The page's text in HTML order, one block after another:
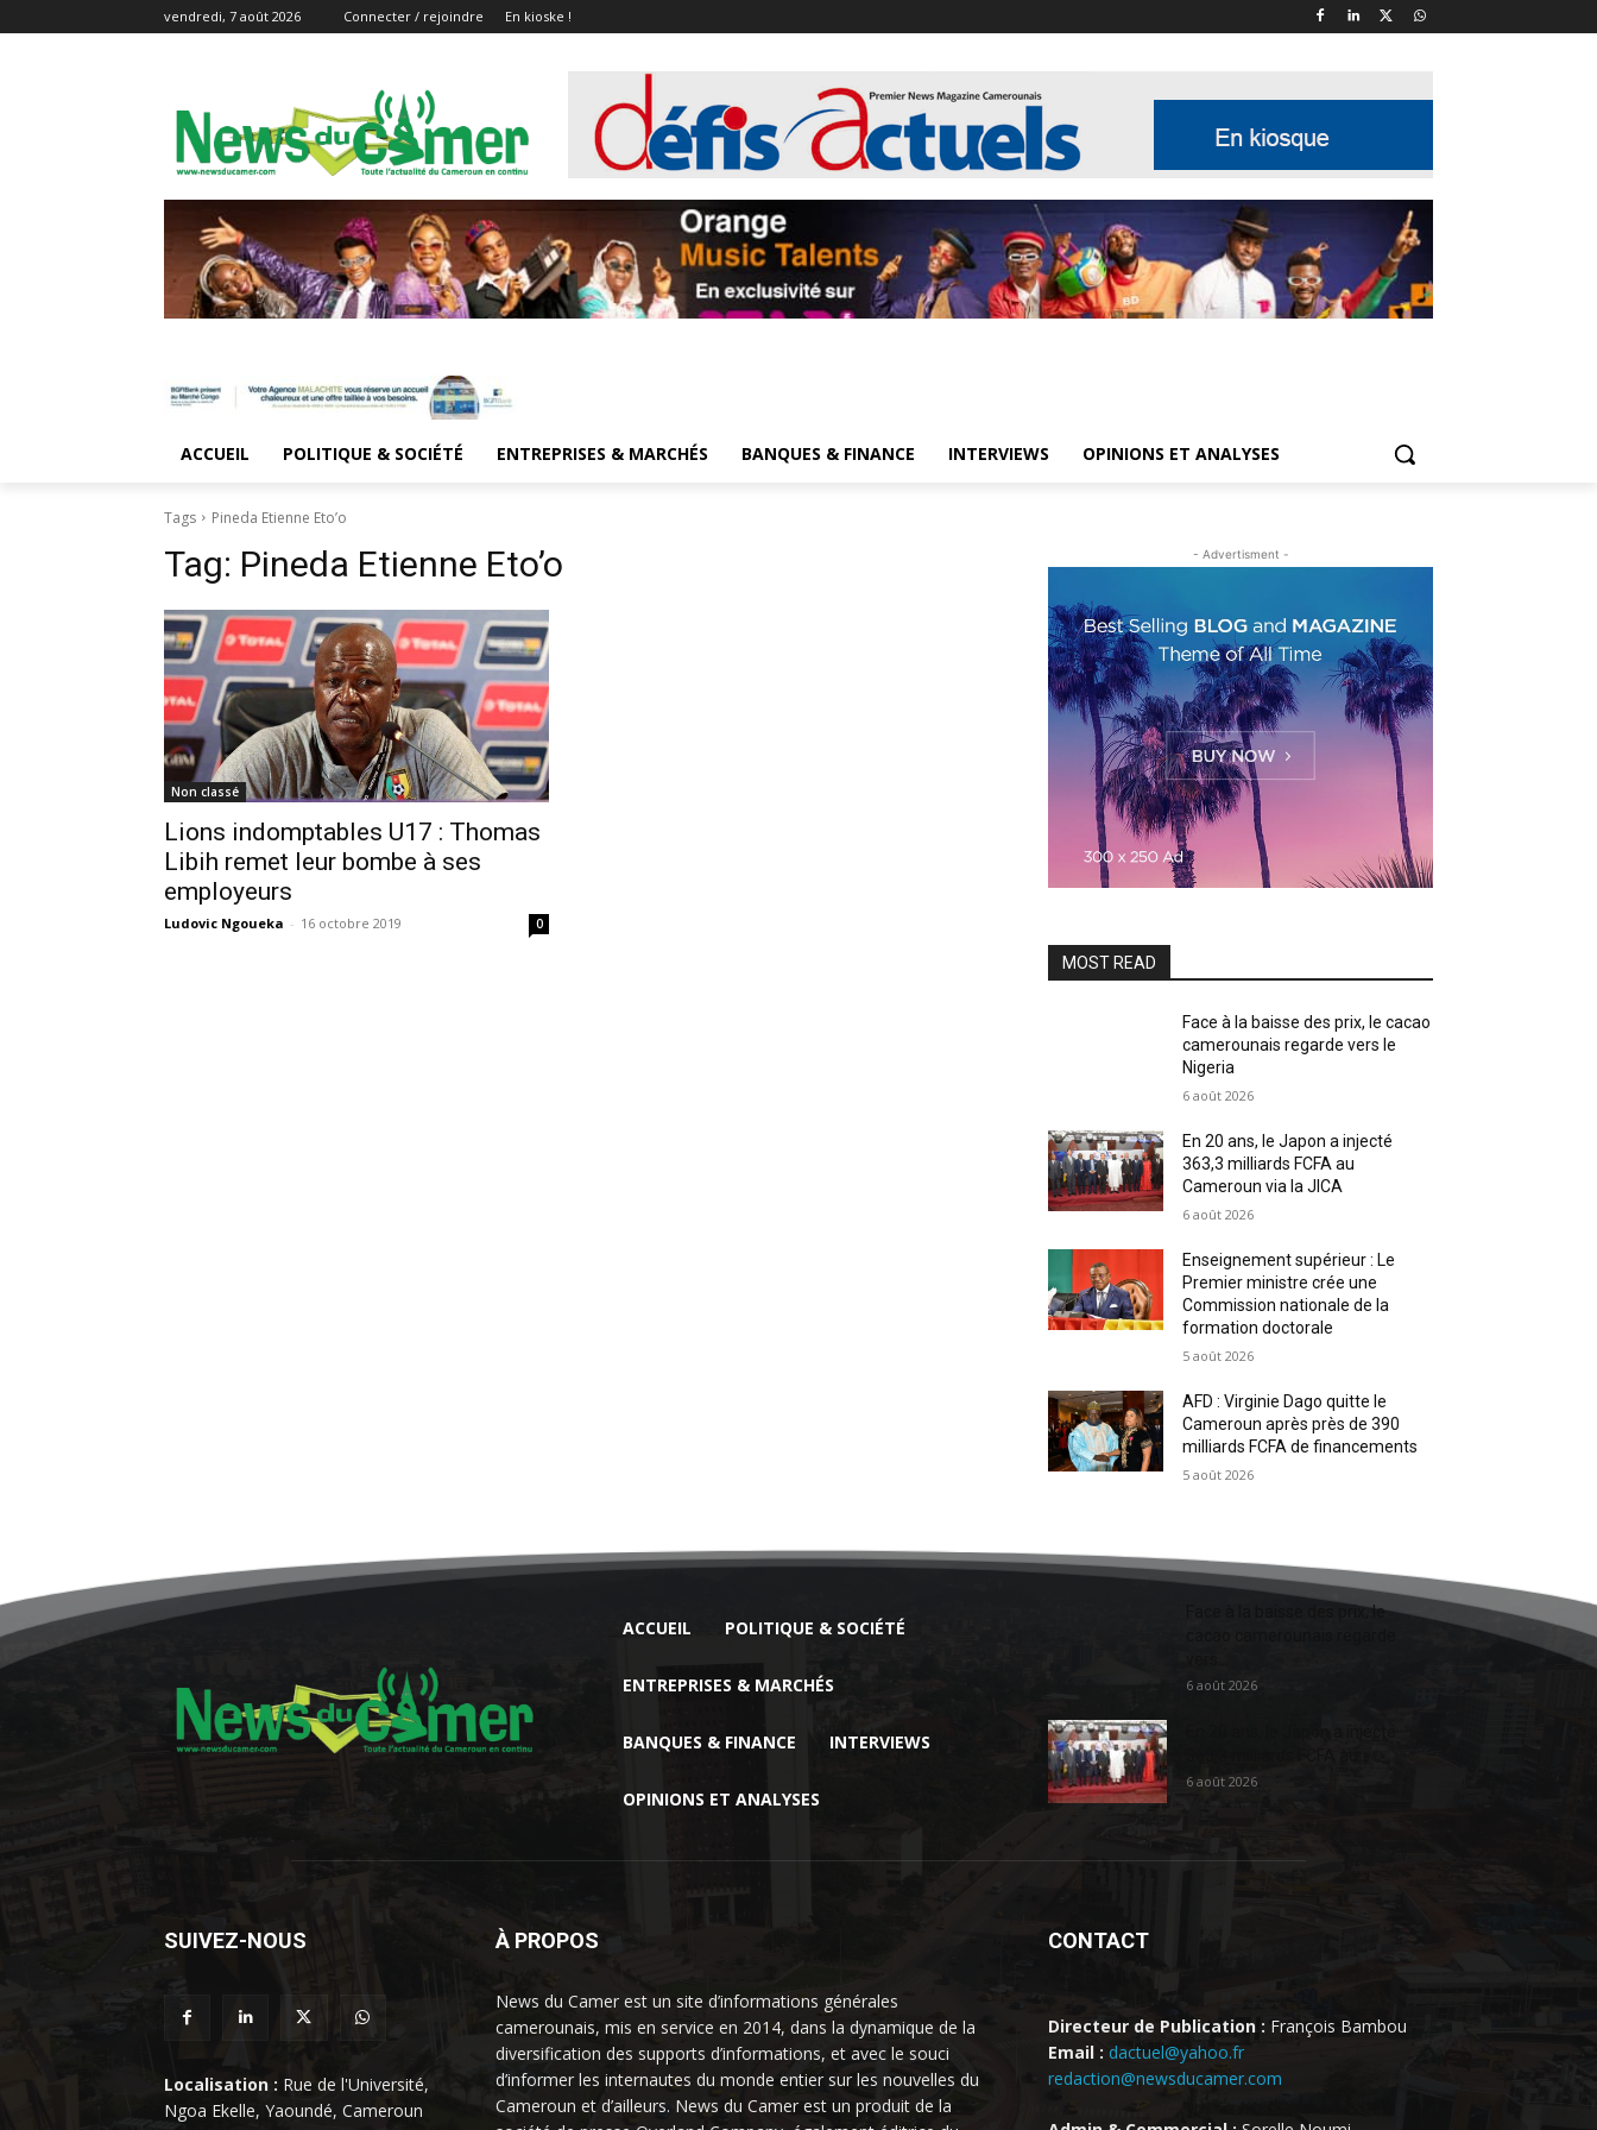
vendredi, 7 août 2026 Connecter / rejoindre En kioske !
ACCUEIL POLITIQUE & SOCIÉTÉ ENTREPRISES & MARCHÉS BANQUES & FINANCE INTERVIEWS OPINIONS ET ANALYSES
Tags Pineda Etienne Eto’o
Tag: Pineda Etienne Eto’o
Non classé
Lions indomptables U17 : Thomas
Libih remet leur bombe à ses
employeurs
Ludovic Ngoueka - 16 octobre 2019 0
- Advertisment -
MOST READ
Face à la baisse des prix, le cacao
camerounais regarde vers le
Nigeria
6 août 2026
En 20 ans, le Japon a injecté
363,3 milliards FCFA au
Cameroun via la JICA
6 août 2026
Enseignement supérieur : Le
Premier ministre crée une
Commission nationale de la
formation doctorale
5 août 2026
AFD : Virginie Dago quitte le
Cameroun après près de 390
milliards FCFA de financements
5 août 2026
ACCUEIL POLITIQUE & SOCIÉTÉ
ENTREPRISES & MARCHÉS
BANQUES & FINANCE INTERVIEWS
OPINIONS ET ANALYSES
Face à la baisse des prix, le
6 août 2026
6 août 2026
SUIVEZ-NOUS
Localisation : Rue de l'Université,
Ngoa Ekelle, Yaoundé, Cameroun
À PROPOS
News du Camer est un site d’informations générales
camerounais, mis en service en 2014, dans la dynamique de la
diversification des supports d’informations, et avec le souci
d’informer les internautes du monde entier sur les nouvelles du
Cameroun et d’ailleurs. News du Camer est un produit de la
CONTACT
Directeur de Publication : François Bambou
Email : dactuel@yahoo.fr
redaction@newsducamer.com